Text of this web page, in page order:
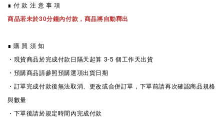
∎ 付 款 注 意 事 項
商品若未於30分鐘內付款，商品將自動釋出
∎ 購 買 須 知
・現貨商品於完成付款日隔天起算 3-5 個工作天出貨
・預購商品請參照預購選項出貨日期
・訂單完成付款後無法取消、更改或合併訂單，下單前請再次確認商品規格
與數量
・下單後請於規定時間內完成付款